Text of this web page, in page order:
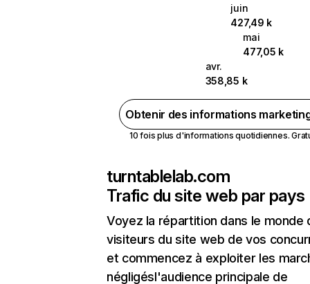
juin
427,49 k
mai
477,05 k
avr.
358,85 k
Obtenir des informations
10 fois plus d'informations quotidiennes.
turntablelab.com
Trafic du site web par pays
Voyez la répartition dans le monde
visiteurs du site web de vos
et commencez à exploiter les
négligésl'audience principale de